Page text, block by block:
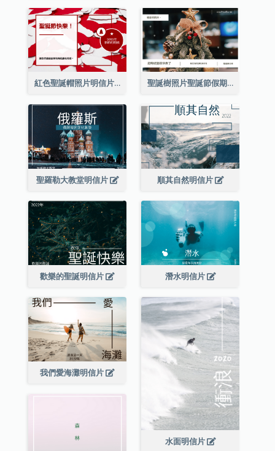
紅色聖誕帽照片明信片 聖誕樹照片聖誕節假期明信片
聖羅勒大教堂明信片 順其自然明信片
歡樂的聖誕明信片 潛水明信片
我們愛海灘明信片
水面明信片